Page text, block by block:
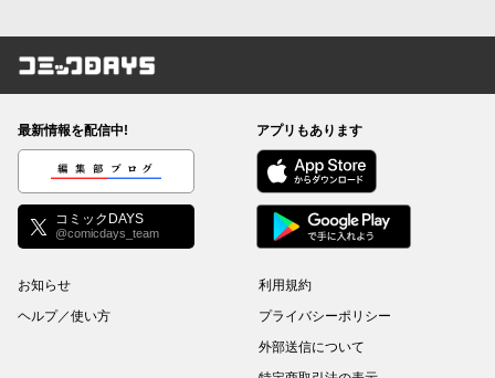
コミックDAYS
最新情報を配信中!
編集部ブログ
コミックDAYS
@comicdays_team
アプリもあります
お知らせ
ヘルプ／使い方
利用規約
プライバシーポリシー
外部送信について